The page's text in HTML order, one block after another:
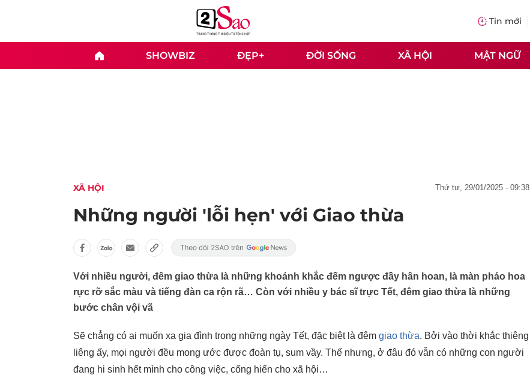
Tin mới
SHOWBIZ ĐẸP+ ĐỜI SỐNG XÃ HỘI MẬT NGỮ
XÃ HỘI thứ tư, 29/01/2025 - 09:38
Những người 'lỗi hẹn' với Giao thừa
Với nhiều người, đêm giao thừa là những khoảnh khắc đếm ngược đầy hân hoan, là màn pháo hoa
rực rỡ sắc màu và tiếng đàn ca rộn rã… Còn với nhiều y bác sĩ trực Tết, đêm giao thừa là những
bước chân vội vã
Sẽ chẳng có ai muốn xa gia đình trong những ngày Tết, đặc biệt là đêm giao thừa. Bởi vào thời khắc thiêng
liêng ấy, mọi người đều mong ước được đoàn tụ, sum vầy. Thế nhưng, ở đâu đó vẫn có những con người
đang hi sinh hết mình cho công việc, cống hiến cho xã hội…